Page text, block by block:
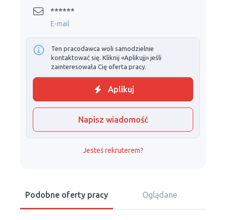
******
E-mail
Ten pracodawca woli samodzielnie
kontaktować się. Kliknij «Aplikujj» jeśli
zainteresowała Cię oferta pracy.
Aplikuj
Napisz wiadomość
Jesteś rekruterem?
Podobne oferty pracy Oglądane